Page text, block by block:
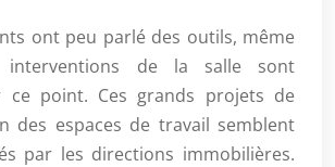
ont peu parlé des outils, même
interventions de la salle sont
ce point. Ces grands projets de
des espaces de travail semblent
par les directions immobilières.